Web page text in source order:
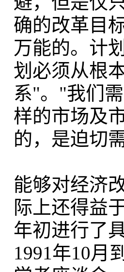
确的改革目
万能的。计
划必须从根
系"。"我们
样的市场及
的，是迫切
能够对经济
际上还得益
年初进行了
1991年10月